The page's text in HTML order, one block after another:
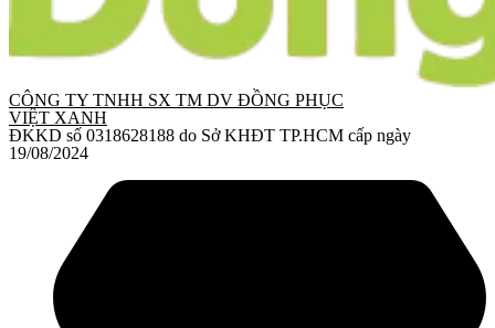
CÔNG TY TNHH SX TM DV ĐỒNG PHỤC
VIỆT XANH
ĐKKD số 0318628188 do Sở KHĐT TP.HCM cấp ngày
19/08/2024